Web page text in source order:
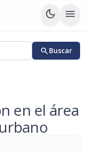
dark_mode menu
searchBuscar
en el área